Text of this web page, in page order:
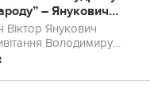
– Янукович
з перемогою
Віктор Янукович
Володимиру
на виборах
Юрій Кірасір.